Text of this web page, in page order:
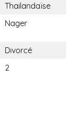
Thailandaïse
Nager
Divorcé
2